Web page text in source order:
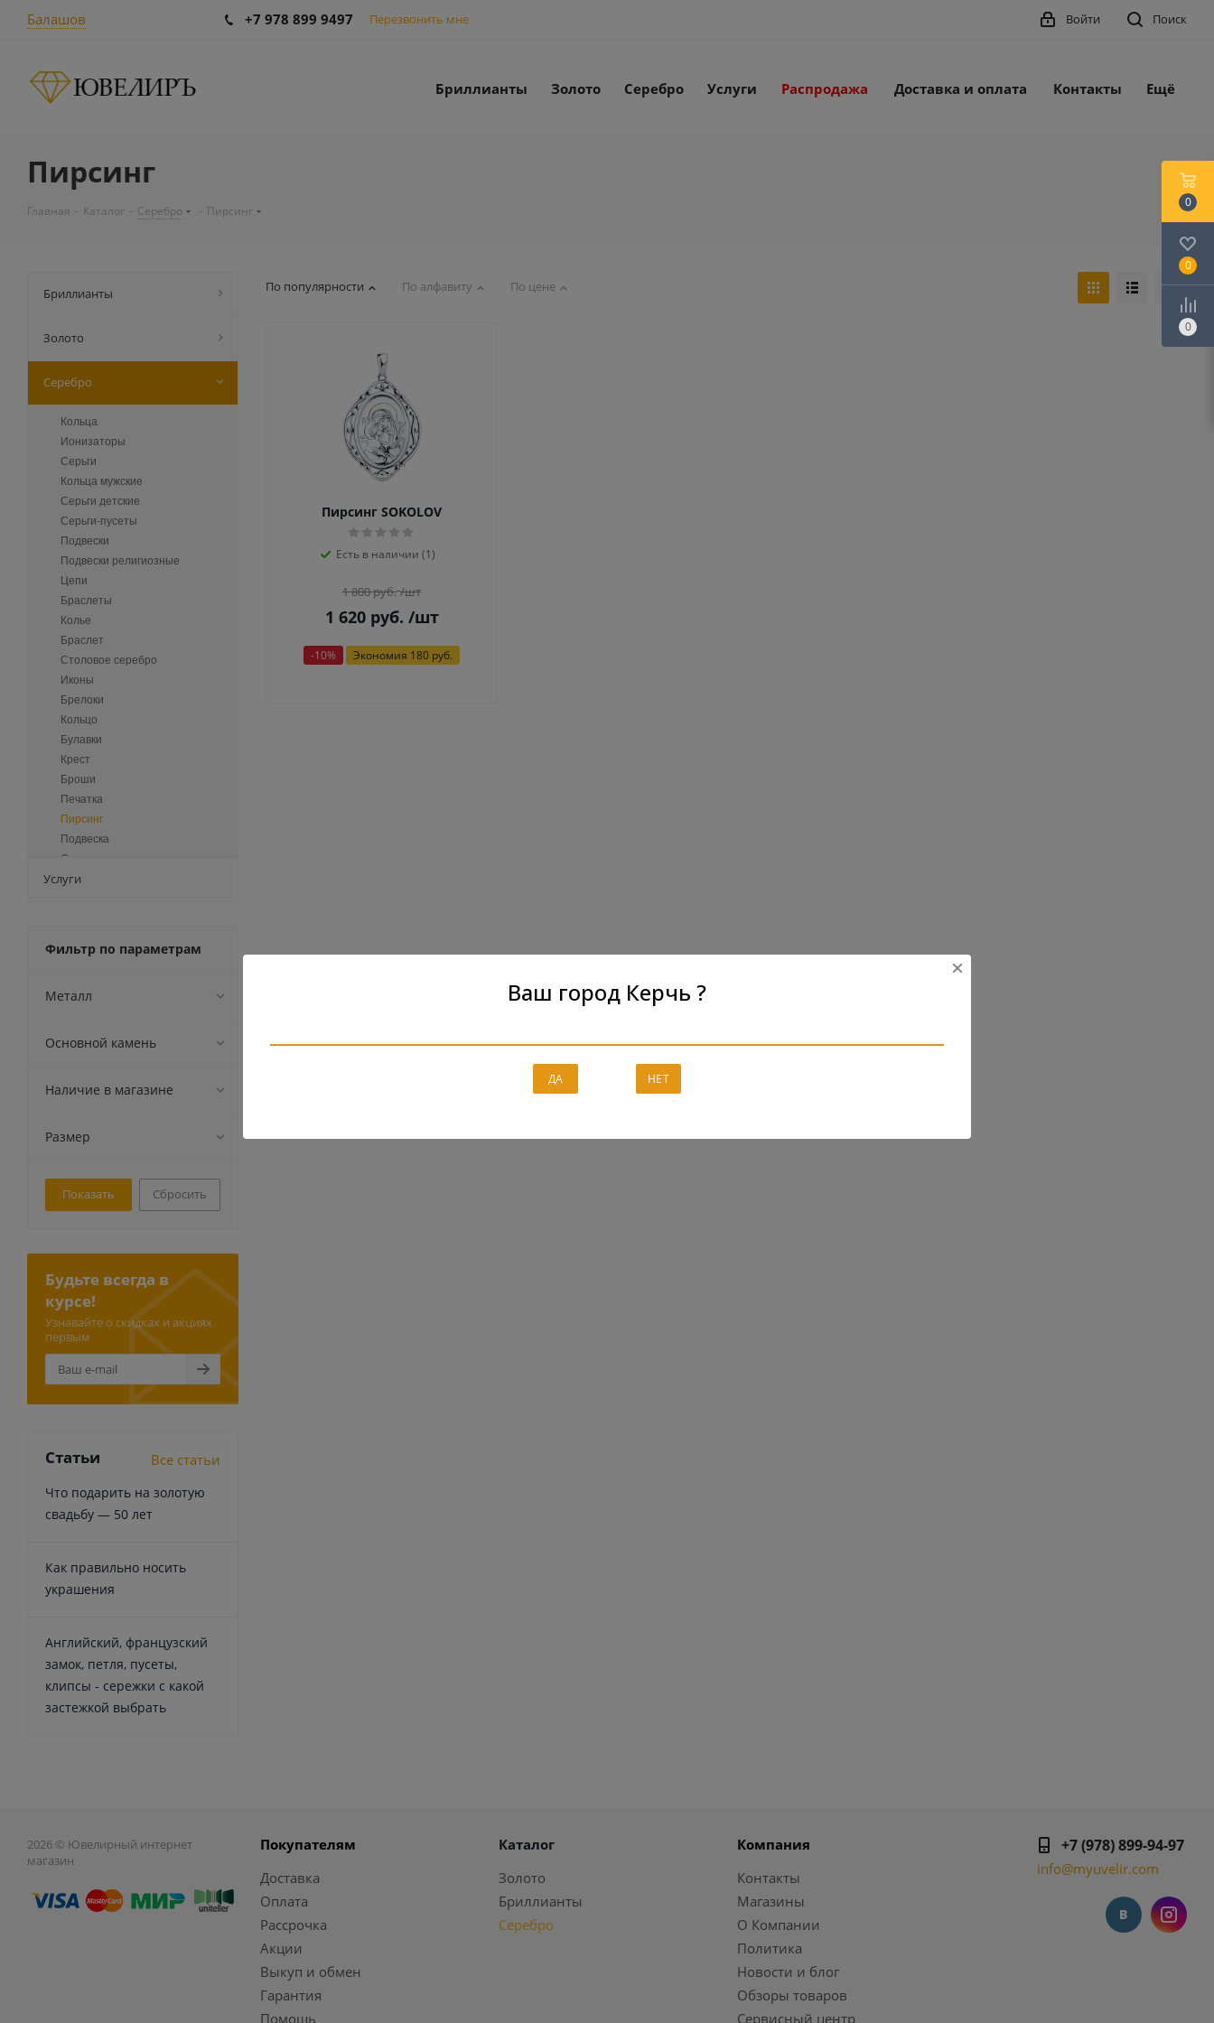
Ваш город Керчь ?
ДА НЕТ
Балашов +7 978 899 9497 Перезвонить мне Поиск
Войти
Бриллианты Золото Серебро Услуги Распродажа Доставка и оплата Контакты Ещё
Пирсинг
Главная - Каталог - Серебро - Пирсинг
По популярности По алфавиту По цене
Пирсинг SOKOLOV
Есть в наличии (1)
1 800руб. /шт
1 620руб. /шт
-10% Экономия 180 руб.
Бриллианты
Золото
Серебро
Кольца
Ионизаторы
Серьги
Кольца мужские
Серьги детские
Серьги-пусеты
Подвески
Подвески религиозные
Цепи
Браслеты
Колье
Браслет
Столовое серебро
Иконы
Брелоки
Кольцо
Булавки
Крест
Броши
Печатка
Пирсинг
Подвеска
Сувениры
Зажимы для галстука
Каучук
Услуги
Фильтр по параметрам
Металл
Основной камень
Наличие в магазине
Размер
Сбросить
Будьте всегда в
курсе!
Узнавайте о скидках и акциях
первым
Статьи Все статьи
Что подарить на золотую
свадьбу — 50 лет
Как правильно носить
украшения
Английский, французский
замок, петля, пусеты,
клипсы - сережки с какой
застежкой выбрать
2026 © Ювелирный интернет
магазин
Покупателям
Доставка
Оплата
Рассрочка
Акции
Выкуп и обмен
Гарантия
Помощь
Каталог
Золото
Бриллианты
Серебро
Компания
Контакты
Магазины
О Компании
Политика
Новости и блог
Обзоры товаров
Сервисный центр
+7 (978) 899-94-97
info@myuvelir.com
0
0
0